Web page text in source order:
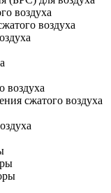
воздуха
воздуха
воздуха
сжатого воздуха